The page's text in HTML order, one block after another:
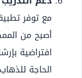
مع توفر
أصبح من
افتراضية
الحاجة